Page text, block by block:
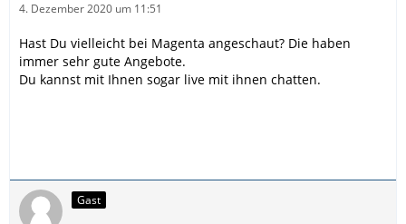
4. Dezember 2020 um 11:51
Hast Du vielleicht bei Magenta angeschaut? Die haben
immer sehr gute Angebote.
Du kannst mit Ihnen sogar live mit ihnen chatten.
Gast